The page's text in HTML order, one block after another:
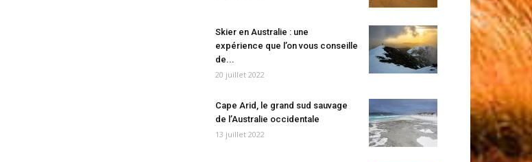
Skier en Australie : une
expérience que l’on vous conseille
de...
20 juillet 2022
Cape Arid, le grand sud sauvage
de l’Australie occidentale
13 juillet 2022